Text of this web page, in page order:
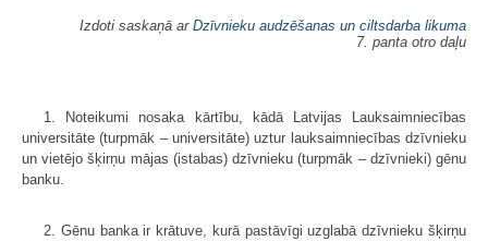
Izdoti saskaņā ar Dzīvnieku audzēšanas un ciltsdarba likuma
7. panta otro daļu
1. Noteikumi nosaka kārtību, kādā Latvijas Lauksaimniecības
universitāte (turpmāk – universitāte) uztur lauksaimniecības dzīvnieku
un vietējo šķirņu mājas (istabas) dzīvnieku (turpmāk – dzīvnieki) gēnu
banku.
2. Gēnu banka ir krātuve, kurā pastāvīgi uzglabā dzīvnieku šķirņu